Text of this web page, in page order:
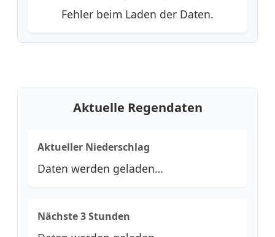
Fehler beim Laden der Daten.
Aktuelle Regendaten
Aktueller Niederschlag
Daten werden geladen…
Nächste 3 Stunden